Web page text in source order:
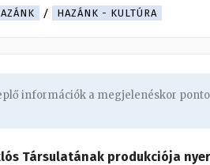
HAZÁNK - KULTÚRA
információk a megjelenéskor
Társulatának produkciója